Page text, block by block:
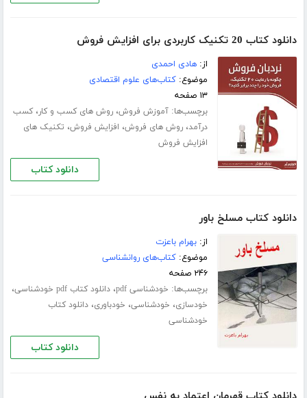
دانلود کتاب 20 تکنیک کاربردی برای افزایش فروش
از:هادی احمدی
موضوع:کتاب‌های علوم اقتصادی
۱۳ صفحه
برچسب‌ها:آموزش فروش،روش های کسب و کار،کسب
درآمد،روش های فروش، افزایش فروش، تکنیک های
افزایش فروش
دانلود کتاب
دانلود کتاب مسلخ باور
از:بهرام باعزت
موضوع:کتاب‌های روانشناسی
۲۴۶ صفحه
برچسب‌ها: خودشناسی pdf ،دانلود کتاب pdf خودشناسی ،
خودسازی، خودشناسی، خودباوری،دانلود کتاب
خودشناسی
دانلود کتاب